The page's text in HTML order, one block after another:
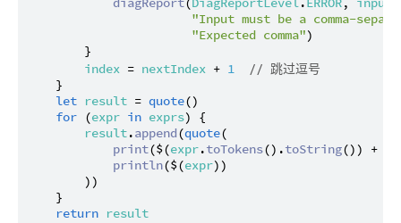
"Input must be a comma-
"Expected comma")
        }
index = nextIndex + 1
// 跳过逗号
    }
let result = quote()
for (expr in exprs) {
result.append(quote(
print($(expr.toTokens().toString()) +
println($(expr))
        ))
    }
return result